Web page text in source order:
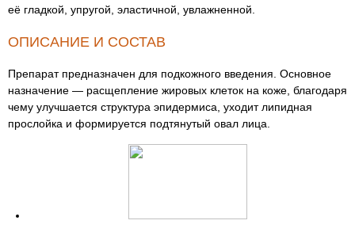
её гладкой, упругой, эластичной, увлажненной.
ОПИСАНИЕ И СОСТАВ
Препарат предназначен для подкожного введения. Основное
назначение — расщепление жировых клеток на коже, благодаря
чему улучшается структура эпидермиса, уходит липидная
прослойка и формируется подтянутый овал лица.